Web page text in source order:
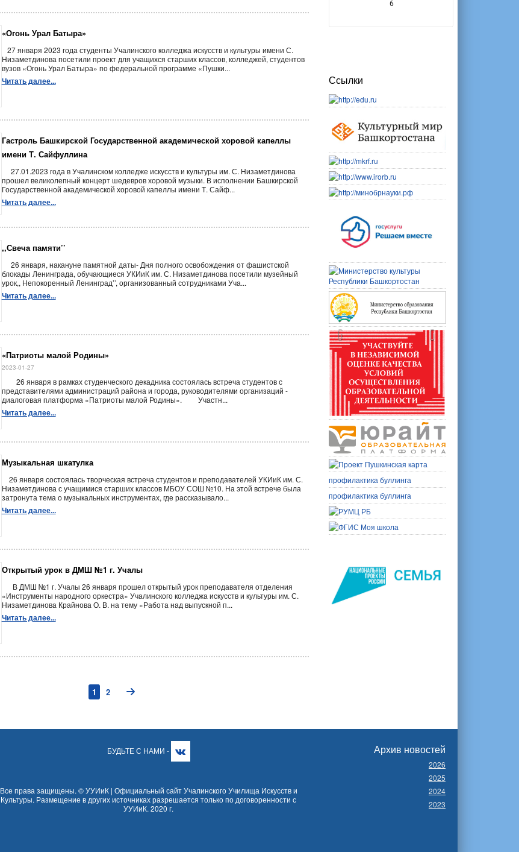
«Огонь Урал Батыра»
27 января 2023 года студенты Учалинского колледжа искусств и культуры имени С.
Низаметдинова посетили проект для учащихся старших классов, колледжей, студентов
вузов «Огонь Урал Батыра» по федеральной программе «Пушки...
Читать далее...
Гастроль Башкирской Государственной академической хоровой капеллы
имени Т. Сайфуллина
27.01.2023 года в Учалинском колледже искусств и культуры им. С. Низаметдинова
прошел великолепный концерт шедевров хоровой музыки. В исполнении Башкирской
Государственной академической хоровой капеллы имени Т. Сайф...
Читать далее...
,,Свеча памяти’’
26 января, накануне памятной даты- Дня полного освобождения от фашистской
блокады Ленинграда, обучающиеся УКИиК им. С. Низаметдинова посетили музейный
урок,, Непокоренный Ленинград’’, организованный сотрудниками Уча...
Читать далее...
«Патриоты малой Родины»
2023-01-27
26 января в рамках студенческого декадника состоялась встреча студентов с
представителями администраций района и города, руководителями организаций -
диалоговая платформа «Патриоты малой Родины». Участн...
Читать далее...
Музыкальная шкатулка
26 января состоялась творческая встреча студентов и преподавателей УКИиК им. С.
Низаметдинова с учащимися старших классов МБОУ СОШ №10. На этой встрече была
затронута тема о музыкальных инструментах, где рассказывало...
Читать далее...
Открытый урок в ДМШ №1 г. Учалы
В ДМШ №1 г. Учалы 26 января прошел открытый урок преподавателя отделения
«Инструменты народного оркестра» Учалинского колледжа искусств и культуры им. С.
Низаметдинова Крайнова О. В. на тему «Работа над выпускной п...
Читать далее...
1 2
Ссылки
профилактика буллинга
профилактика буллинга
БУДЬТЕ С НАМИ -
Все права защищены. © УУИиК | Официальный сайт Учалинского Училища Искусств и
Культуры. Размещение в других источниках разрешается только по договоренности с
УУИиК. 2020 г.
Архив новостей
2026
2025
2024
2023